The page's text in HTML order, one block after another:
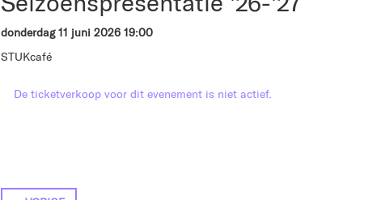
donderdag 11 juni 2026 19:00
STUKcafé
De ticketverkoop voor dit evenement is niet actief.